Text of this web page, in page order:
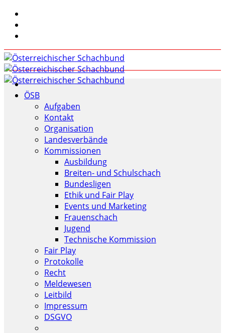
ÖSB
Aufgaben
Kontakt
Organisation
Landesverbände
Kommissionen
Ausbildung
Breiten- und Schulschach
Bundesligen
Ethik und Fair Play
Events und Marketing
Frauenschach
Jugend
Technische Kommission
Fair Play
Protokolle
Recht
Meldewesen
Leitbild
Impressum
DSGVO